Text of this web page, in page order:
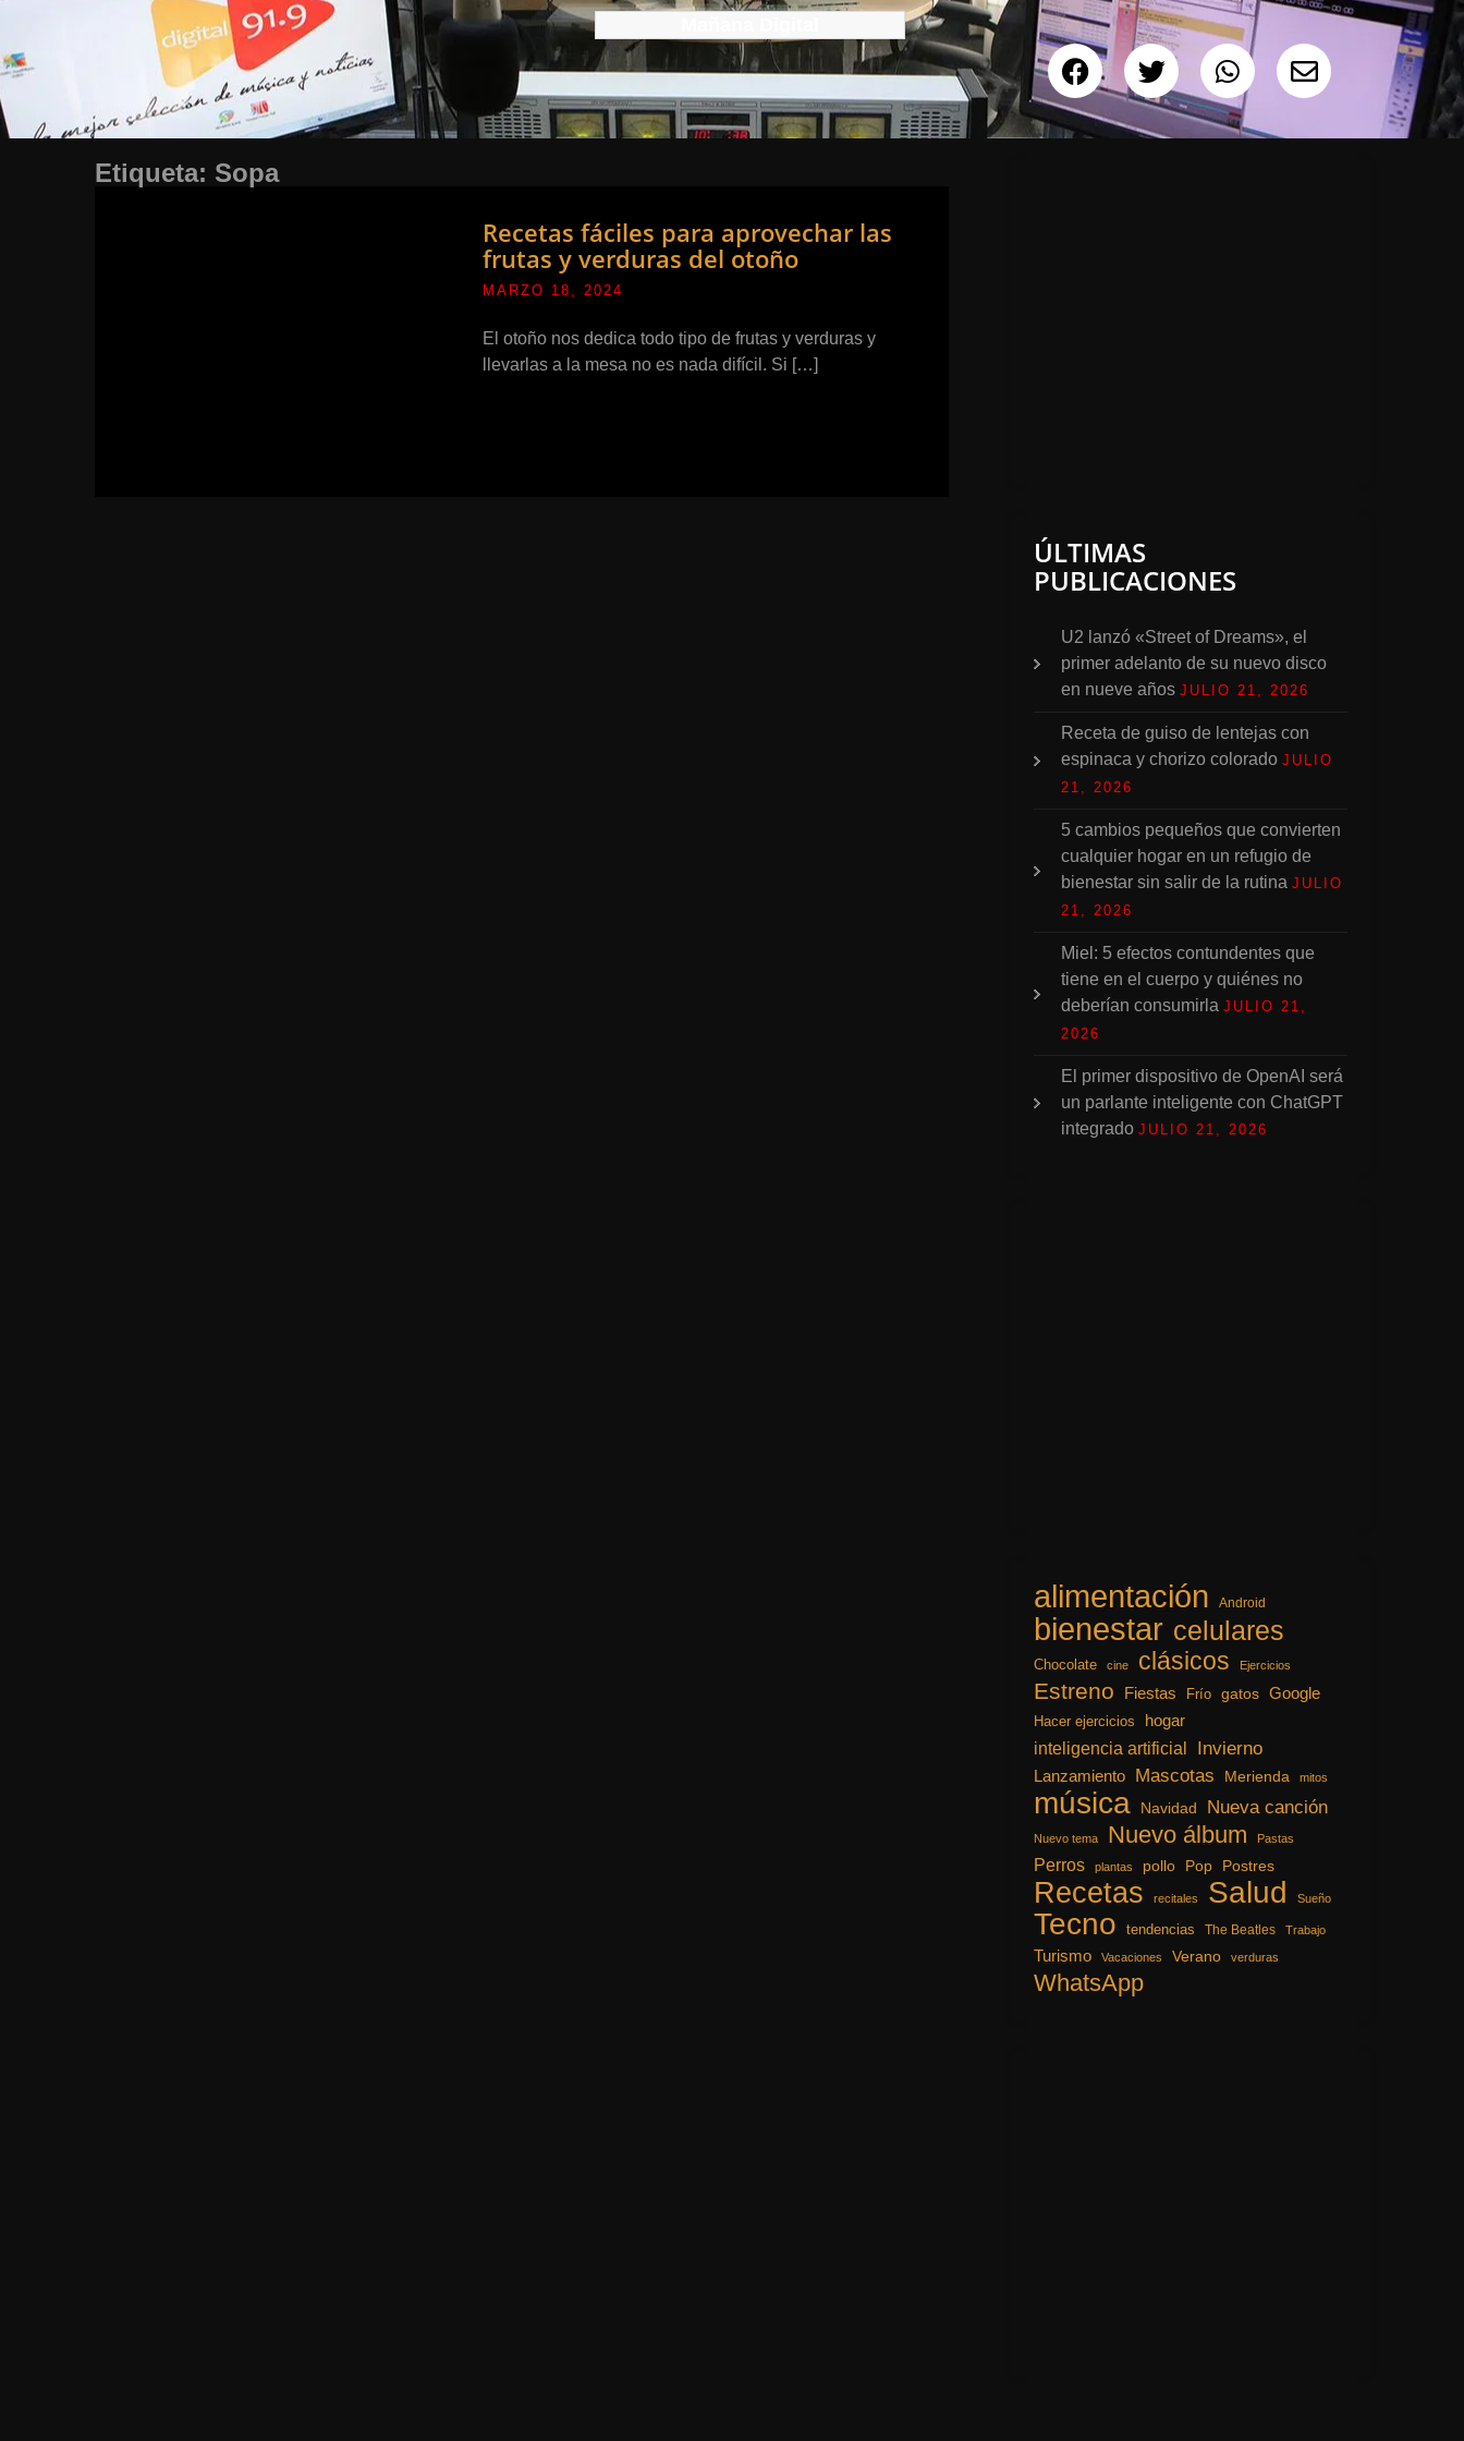
Etiqueta: Sopa
Recetas fáciles para aprovechar las
frutas y verduras del otoño
MARZO 18, 2024
El otoño nos dedica todo tipo de frutas y verduras y
llevarlas a la mesa no es nada difícil. Si […]
ÚLTIMAS
PUBLICACIONES
U2 lanzó «Street of Dreams», el
primer adelanto de su nuevo disco
en nueve años JULIO 21, 2026
Receta de guiso de lentejas con
espinaca y chorizo colorado JULIO
21, 2026
5 cambios pequeños que convierten
cualquier hogar en un refugio de
bienestar sin salir de la rutina JULIO
21, 2026
Miel: 5 efectos contundentes que
tiene en el cuerpo y quiénes no
deberían consumirla JULIO 21,
2026
El primer dispositivo de OpenAI será
un parlante inteligente con ChatGPT
integrado JULIO 21, 2026
alimentación Android
bienestar celulares
Chocolate cine clásicos Ejercicios
Estreno Fiestas Frío gatos Google
Hacer ejercicios hogar
inteligencia artificial Invierno
Lanzamiento Mascotas Merienda mitos
música Navidad Nueva canción
Nuevo tema Nuevo álbum Pastas
Perros plantas pollo Pop Postres
Recetas recitales Salud Sueño
Tecno tendencias The Beatles Trabajo
Turismo Vacaciones Verano verduras
WhatsApp